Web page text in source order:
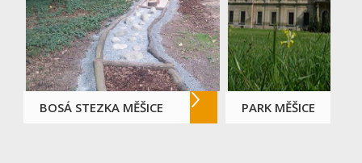
BOSÁ STEZKA MĚŠICE PARK MĚŠICE